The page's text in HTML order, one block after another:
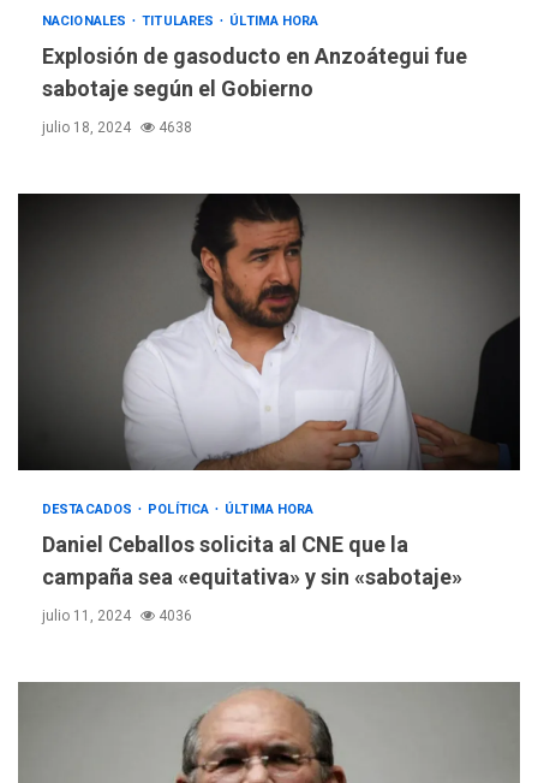
NACIONALES TITULARES ÚLTIMA HORA
Explosión de gasoducto en Anzoátegui fue
sabotaje según el Gobierno
julio 18, 2024 4638
DESTACADOS POLÍTICA ÚLTIMA HORA
Daniel Ceballos solicita al CNE que la
campaña sea «equitativa» y sin «sabotaje»
julio 11, 2024 4036